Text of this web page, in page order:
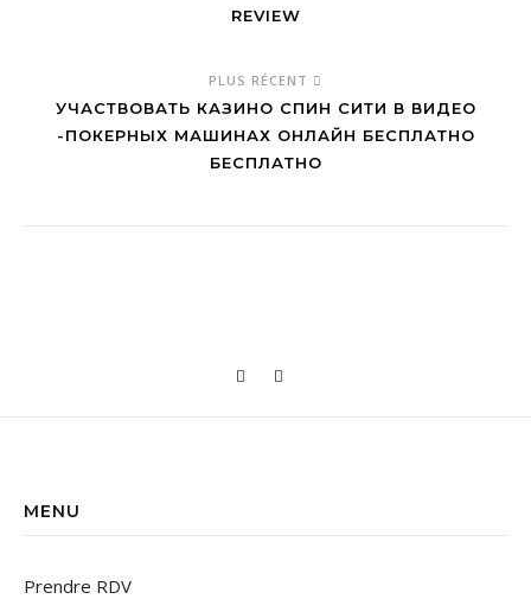
REVIEW
PLUS RÉCENT
УЧАСТВОВАТЬ КАЗИНО СПИН СИТИ В ВИДЕО
-ПОКЕРНЫХ МАШИНАХ ОНЛАЙН БЕСПЛАТНО
БЕСПЛАТНО
MENU
Prendre RDV